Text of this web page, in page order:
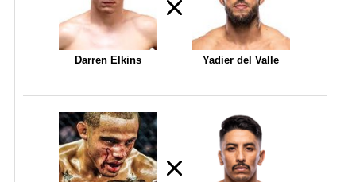
Darren Elkins Yadier del Valle